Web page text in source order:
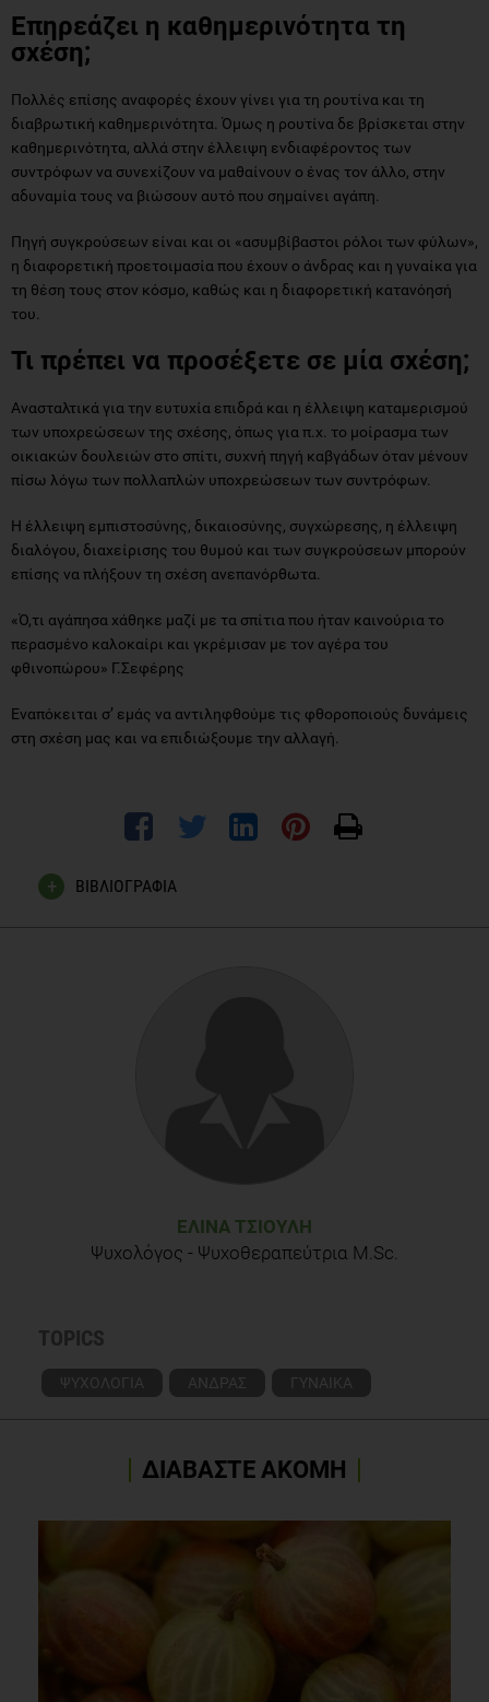
Επηρεάζει η καθημερινότητα τη
σχέση;
Πολλές επίσης αναφορές έχουν γίνει για τη ρουτίνα και τη
διαβρωτική καθημερινότητα. Όμως η ρουτίνα δε βρίσκεται στην
καθημερινότητα, αλλά στην έλλειψη ενδιαφέροντος των
συντρόφων να συνεχίζουν να μαθαίνουν ο ένας τον άλλο, στην
αδυναμία τους να βιώσουν αυτό που σημαίνει αγάπη.
Πηγή συγκρούσεων είναι και οι «ασυμβίβαστοι ρόλοι των φύλων»,
η διαφορετική προετοιμασία που έχουν ο άνδρας και η γυναίκα για
τη θέση τους στον κόσμο, καθώς και η διαφορετική κατανόησή
του.
Τι πρέπει να προσέξετε σε μία σχέση;
Ανασταλτικά για την ευτυχία επιδρά και η έλλειψη καταμερισμού
των υποχρεώσεων της σχέσης, όπως για π.χ. το μοίρασμα των
οικιακών δουλειών στο σπίτι, συχνή πηγή καβγάδων όταν μένουν
πίσω λόγω των πολλαπλών υποχρεώσεων των συντρόφων.
Η έλλειψη εμπιστοσύνης, δικαιοσύνης, συγχώρεσης, η έλλειψη
διαλόγου, διαχείρισης του θυμού και των συγκρούσεων μπορούν
επίσης να πλήξουν τη σχέση ανεπανόρθωτα.
«Ό,τι αγάπησα χάθηκε μαζί με τα σπίτια που ήταν καινούρια το
περασμένο καλοκαίρι και γκρέμισαν με τον αγέρα του
φθινοπώρου» Γ.Σεφέρης
Εναπόκειται σ’ εμάς να αντιληφθούμε τις φθοροποιούς δυνάμεις
στη σχέση μας και να επιδιώξουμε την αλλαγή.
ΒΙΒΛΙΟΓΡΑΦΙΑ
ΕΛΊΝΑ ΤΣΙΟΎΛΗ
Ψυχολόγος - Ψυχοθεραπεύτρια M.Sc.
TOPICS
ΨΥΧΟΛΟΓΙΑ ΑΝΔΡΑΣ ΓΥΝΑΙΚΑ
ΔΙΑΒΑΣΤΕ ΑΚΟΜΗ